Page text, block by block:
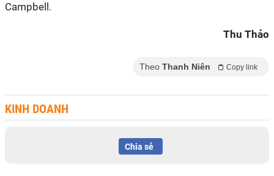
Campbell.
Thu Thảo
Theo Thanh Niên Copy link
KINH DOANH
Chia sẻ